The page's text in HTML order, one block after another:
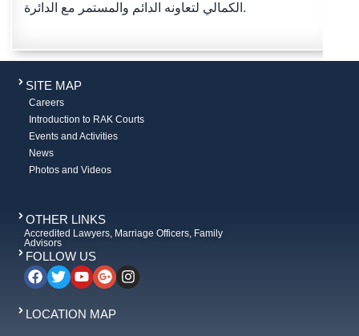
الكمالي لتعاونه الدائم والمستمر مع الدائرة.
SITE MAP
Careers
Introduction to RAK Courts
Events and Activities
News
Photos and Videos
OTHER LINKS
Accredited Lawyers, Marriage Officers, Family
Advisors
FOLLOW US
LOCATION MAP